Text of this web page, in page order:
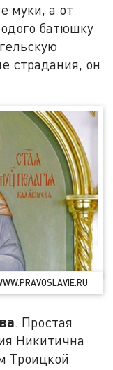
муки, а от
батюшку
страдания, он
. Простая
Никитична
Троицкой